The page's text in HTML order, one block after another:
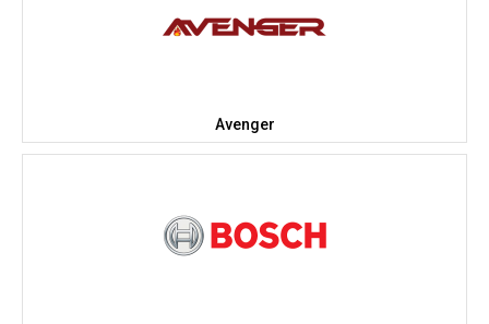
Avenger